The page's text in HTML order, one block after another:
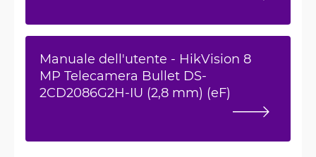
Manuale dell'utente - HikVision 8
MP Telecamera Bullet DS-
2CD2086G2H-IU (2,8 mm) (eF)